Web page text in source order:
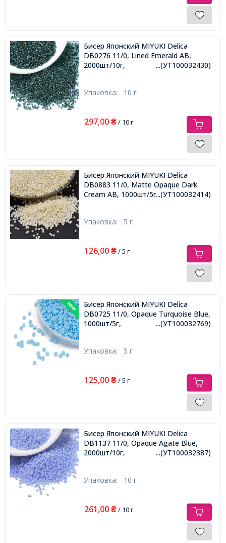
Бисер Японский MIYUKI Delica
DB0276 11/0, Lined Emerald AB,
2000шт/10г,
...(УТ100032430)
Упаковка: 10 г
297,00 ₴/ 10 г
Бисер Японский MIYUKI Delica
DB0883 11/0, Matte Opaque Dark
Cream AB, 1000шт/5г,...(УТ100032414)
Упаковка: 5 г
126,00 ₴/ 5 г
Бисер Японский MIYUKI Delica
DB0725 11/0, Opaque Turquoise Blue,
1000шт/5г,
...(УТ100032769)
Упаковка: 5 г
125,00 ₴/ 5 г
Бисер Японский MIYUKI Delica
DB1137 11/0, Opaque Agate Blue,
2000шт/10г,
...(УТ100032387)
Упаковка: 10 г
261,00 ₴/ 10 г